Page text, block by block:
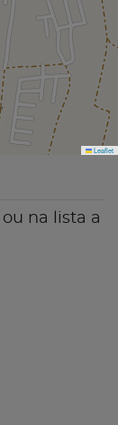
Leaflet
na lista a